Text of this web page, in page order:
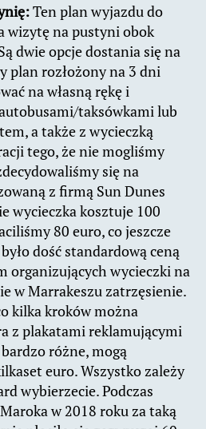
Ten plan wyjazdu do
wizytę na pustyni obok
dwie opcje dostania się na
plan rozłożony na 3 dni
na własną rękę i
taksówkami lub
a także z wycieczką
tego, że nie mogliśmy
się na
z firmą Sun Dunes
wycieczka kosztuje 100
80 euro, co jeszcze
dość standardową ceną
organizujących wycieczki na
w Marrakeszu zatrzęsienie.
kilka kroków można
z plakatami reklamującymi
różne, mogą
euro. Wszystko zależy
wybierzecie. Podczas
w 2018 roku za taką